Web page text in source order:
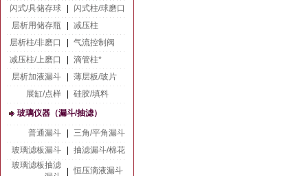
闪式/具储存球
闪式柱/球磨口
层析用储存瓶
减压柱
层析柱/非磨口
气流控制阀
减压柱/上磨口
滴管柱*
层析加液漏斗
薄层板/玻片
展缸/点样
硅胶/填料
玻璃仪器（漏斗/抽滤）
普通漏斗
三角/平角漏斗
玻璃滤板漏斗
抽滤漏斗/棉花
玻璃滤板抽滤
恒压滴液漏斗